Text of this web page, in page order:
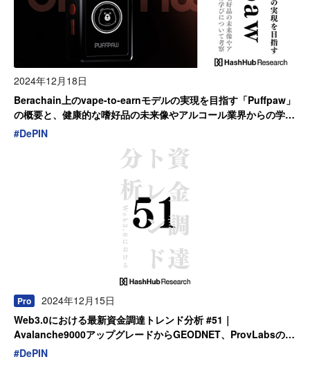
2024年12月18日
Berachain上のvape-to-earnモデルの実現を目指す「Puffpaw」
の概要と、健康的な嗜好品の未来像やアルコール業界からの学び
について考察
#DePIN
Pro
2024年12月15日
Web3.0における最新資金調達トレンド分析 #51｜
Avalanche9000アップグレードからGEODNET、ProvLabsの戦
略的投資…etc
#DePIN